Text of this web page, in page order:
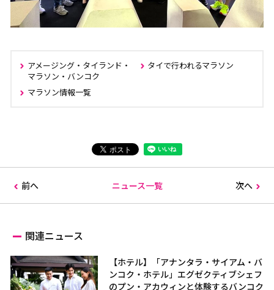
アメージング・タイランド・
マラソン・バンコク
タイで行われるマラソン
マラソン情報一覧
前へ ニュース一覧 次へ
関連ニュース
【ホテル】「アナンタラ・サイアム・バ
ンコク・ホテル」エグゼクティブシェフ
のプン・アカウィンと体験するバンコク